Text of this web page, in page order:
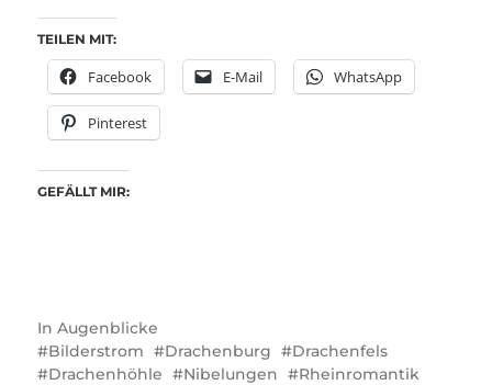
TEILEN MIT:
Facebook E-Mail WhatsApp
Pinterest
GEFÄLLT MIR:
In Augenblicke
Bilderstrom
Drachenburg
Drachenfels
Drachenhöhle
Nibelungen
Rheinromantik